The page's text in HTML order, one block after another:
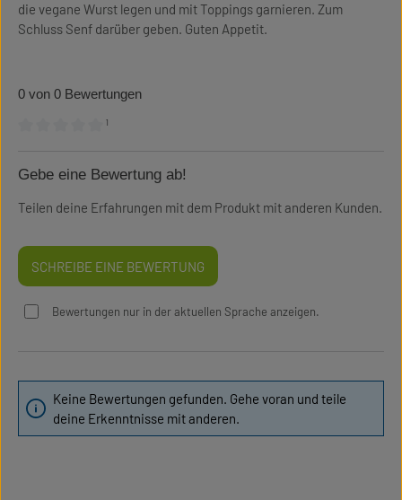
die vegane Wurst legen und mit Toppings garnieren. Zum
Schluss Senf darüber geben. Guten Appetit.
0 von 0 Bewertungen
¹
Gebe eine Bewertung ab!
Teilen deine Erfahrungen mit dem Produkt mit anderen Kunden.
SCHREIBE EINE BEWERTUNG
Bewertungen nur in der aktuellen Sprache anzeigen.
Keine Bewertungen gefunden. Gehe voran und teile
deine Erkenntnisse mit anderen.